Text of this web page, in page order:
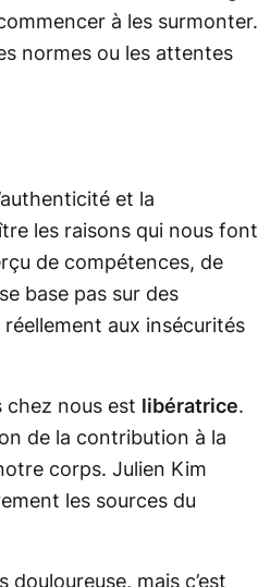
à les surmonter.
normes ou les attentes
et la
les raisons qui nous font
de compétences, de
base pas sur des
aux insécurités
chez nous est libératrice.
de la contribution à la
corps. Julien Kim
les sources du
mais c’est